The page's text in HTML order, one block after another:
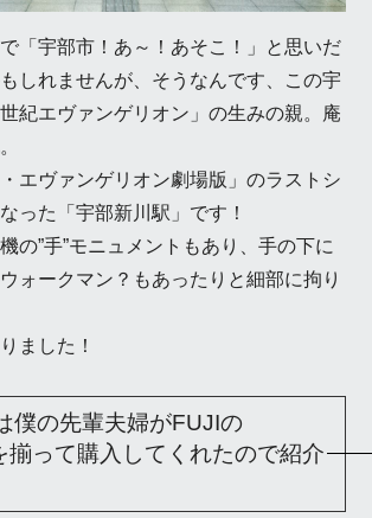
「宇部市！あ～！あそこ！」と思いだ
しれませんが、そうなんです、この宇
紀エヴァンゲリオン」の生みの親。庵
エヴァンゲリオン劇場版」のラストシ
った「宇部新川駅」です！
の”手”モニュメントもあり、手の下に
ォークマン？もあったりと細部に拘り
ました！
僕の先輩夫婦がFUJIの
揃って購入してくれたので紹介